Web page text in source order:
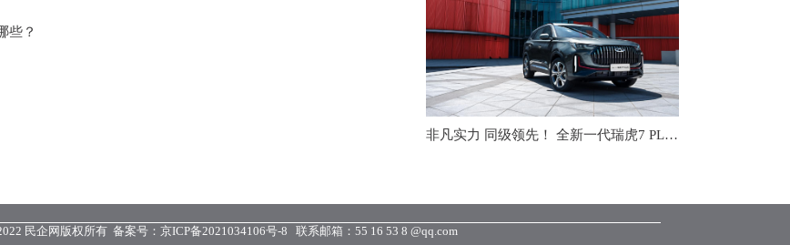
些？
非凡实力 同级领先！ 全新一代瑞虎7 PLUS外观曝光！
民企网版权所有 备案号： 京ICP备2021034106号-8 联系邮箱：55 16 53 8 @qq.com